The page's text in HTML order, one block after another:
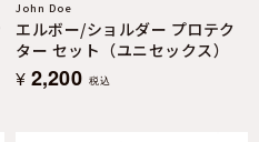
John Doe
エルボー/ショルダー プロテク
ター セット（ユニセックス）
¥ 2,200 税込